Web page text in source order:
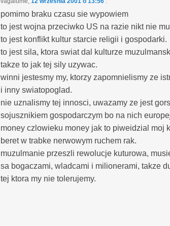
pomimo braku czasu sie wypowiem
to jest wojna przeciwko US na razie nikt nie
to jest konflikt kultur starcie religii i gospodarki.
to jest sila, ktora swiat dal kulturze
takze to jak tej sily uzywac.
winni jestesmy my, ktorzy zapomnielismy ze
i inny swiatopoglad.
nie uznalismy tej innosci, uwazamy ze jest
sojusznikiem gospodarczym bo na nich
money czlowieku money jak to piweidzial moj
beret w trabke nerwowym ruchem rak.
muzulmanie przeszli rewolucje kuturowa,
sa bogaczami, wladcami i milionerami, takze
tej ktora my nie tolerujemy.